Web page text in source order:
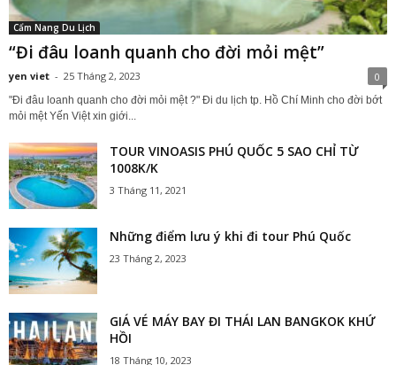
Cẩm Nang Du Lịch
“Đi đâu loanh quanh cho đời mỏi mệt”
yen viet - 25 Tháng 2, 2023 0
"Đi đâu loanh quanh cho đời mỏi mệt ?" Đi du lịch tp. Hồ Chí Minh cho đời bớt
mỏi mệt Yến Việt xin giới...
TOUR VINOASIS PHÚ QUỐC 5 SAO CHỈ TỪ
1008K/K
3 Tháng 11, 2021
Những điểm lưu ý khi đi tour Phú Quốc
23 Tháng 2, 2023
GIÁ VÉ MÁY BAY ĐI THÁI LAN BANGKOK KHỨ
HỒI
18 Tháng 10, 2023